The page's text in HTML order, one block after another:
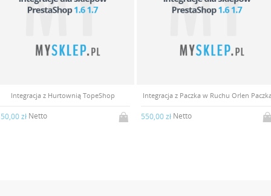
Integracja z Hurtownią TopeShop
złNetto
Integracja z Paczka w Ruchu Orlen
550,00 złNetto